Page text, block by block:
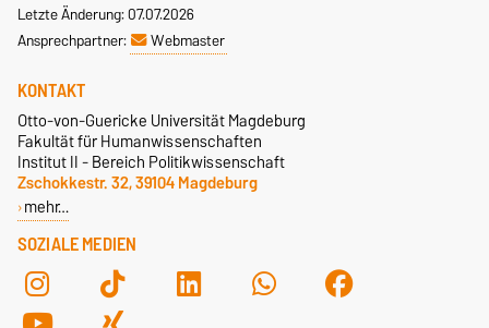
Letzte Änderung: 07.07.2026
Ansprechpartner:
Webmaster
SOZIALE MEDIEN
KONTAKT
Otto-von-Guericke Universität Magdeburg
Fakultät für Humanwissenschaften
Institut II - Bereich Politikwissenschaft
Zschokkestr. 32, 39104 Magdeburg
mehr…